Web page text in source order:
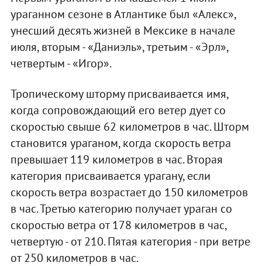
ураганном сезоне в Атлантике был «Алекс»,
унесший десять жизней в Мексике в начале
июля, вторым - «Даниэль», третьим - «Эрл»,
четвертым - «Игор».
Тропическому шторму присваивается имя,
когда сопровождающий его ветер дует со
скоростью свыше 62 километров в час. Шторм
становится ураганом, когда скорость ветра
превышает 119 километров в час. Вторая
категория присваивается урагану, если
скорость ветра возрастает до 150 километров
в час. Третью категорию получает ураган со
скоростью ветра от 178 километров в час,
четвертую - от 210. Пятая категория - при ветре
от 250 километров в час.